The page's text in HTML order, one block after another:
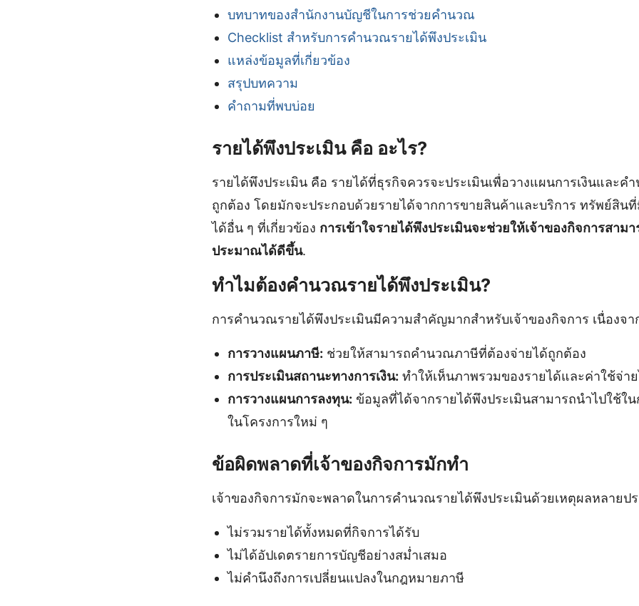
บทบาทของสำนักงานบัญชีในการช่วยคำนวณ
Checklist สำหรับการคำนวณรายได้พึงประเมิน
แหล่งข้อมูลที่เกี่ยวข้อง
สรุปบทความ
คำถามที่พบบ่อย
รายได้พึงประเมิน คือ อะไร?
รายได้พึงประเมิน คือ รายได้ที่ธุรกิจควรจะประเมินเพื่อวางแผนการเงินและค
ถูกต้อง โดยมักจะประกอบด้วยรายได้จากการขายสินค้าและบริการ ทรัพย์สิน
ได้อื่น ๆ ที่เกี่ยวข้อง การเข้าใจรายได้พึงประเมินจะช่วยให้เจ้าของกิจการสาม
ประมาณได้ดีขึ้น.
ทำไมต้องคำนวณรายได้พึงประเมิน?
การคำนวณรายได้พึงประเมินมีความสำคัญมากสำหรับเจ้าของกิจการ เนื่องจา
การวางแผนภาษี: ช่วยให้สามารถคำนวณภาษีที่ต้องจ่ายได้ถูกต้อง
การประเมินสถานะทางการเงิน: ทำให้เห็นภาพรวมของรายได้และค่าใช้จ่า
การวางแผนการลงทุน: ข้อมูลที่ได้จากรายได้พึงประเมินสามารถนำไปใช้ใ
ในโครงการใหม่ ๆ
ข้อผิดพลาดที่เจ้าของกิจการมักทำ
เจ้าของกิจการมักจะพลาดในการคำนวณรายได้พึงประเมินด้วยเหตุผลหลายปร
ไม่รวมรายได้ทั้งหมดที่กิจการได้รับ
ไม่ได้อัปเดตรายการบัญชีอย่างสม่ำเสมอ
ไม่คำนึงถึงการเปลี่ยนแปลงในกฎหมายภาษี